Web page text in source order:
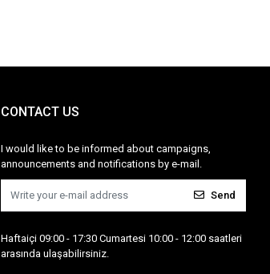
CONTACT US
I would like to be informed about campaigns,
announcements and notifications by e-mail.
Send
Haftaiçi 09:00 - 17:30 Cumartesi 10:00 - 12:00 saatleri
arasında ulaşabilirsiniz.